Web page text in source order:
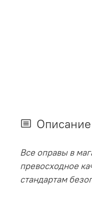
Описание
Все оправы в
превосходное
стандартам